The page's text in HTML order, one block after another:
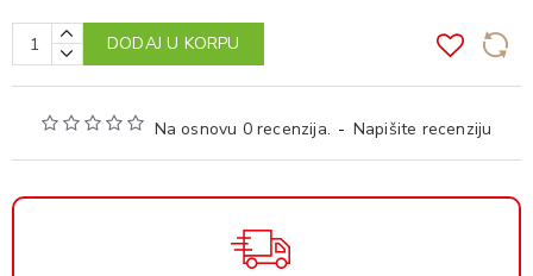
Na osnovu 0 recenzija. - Napišite recenziju
DODAJ U KORPU